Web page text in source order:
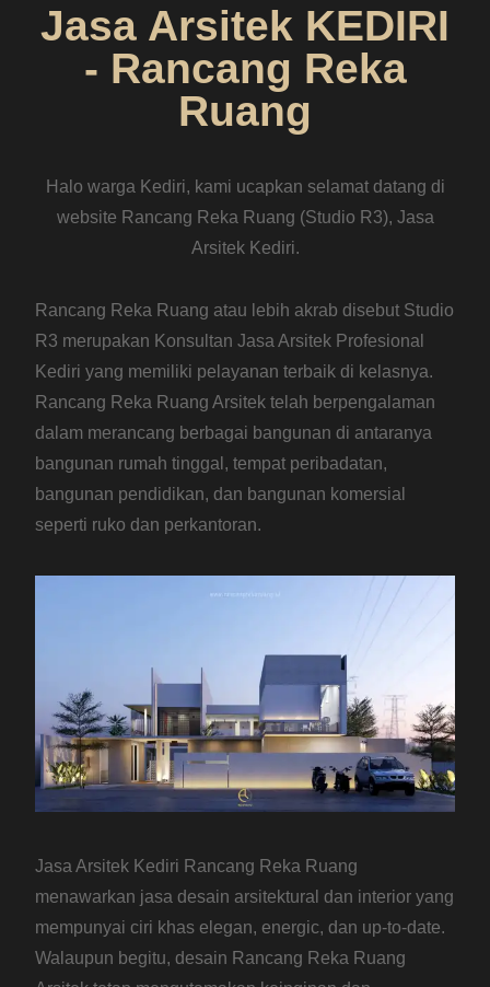
Jasa Arsitek KEDIRI
- Rancang Reka
Ruang
Halo warga Kediri, kami ucapkan selamat datang di
website Rancang Reka Ruang (Studio R3), Jasa
Arsitek Kediri.
Rancang Reka Ruang atau lebih akrab disebut Studio
R3 merupakan Konsultan Jasa Arsitek Profesional
Kediri yang memiliki pelayanan terbaik di kelasnya.
Rancang Reka Ruang Arsitek telah berpengalaman
dalam merancang berbagai bangunan di antaranya
bangunan rumah tinggal, tempat peribadatan,
bangunan pendidikan, dan bangunan komersial
seperti ruko dan perkantoran.
Jasa Arsitek Kediri Rancang Reka Ruang
menawarkan jasa desain arsitektural dan interior yang
mempunyai ciri khas elegan, energic, dan up-to-date.
Walaupun begitu, desain Rancang Reka Ruang